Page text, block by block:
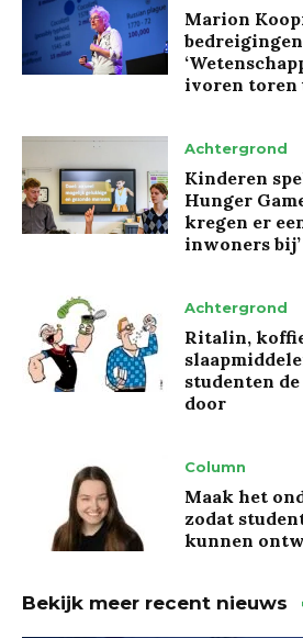
Marion
ivoren toren
Achtergrond
Kinderen
Hunger
kregen er
inwoners bij’
Achtergrond
Ritalin,
studenten
door
Column
Maak het
zodat
kunnen
Bekijk meer recent nieuws